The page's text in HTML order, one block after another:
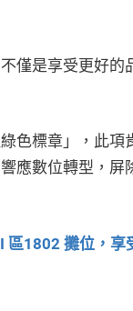
僅是享受更好的
色標章」，此項
應數位轉型，屏
區1802 攤位，享